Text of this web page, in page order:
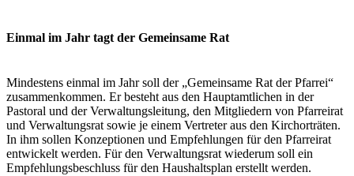
Einmal im Jahr tagt der Gemeinsame Rat
Mindestens einmal im Jahr soll der „Gemeinsame Rat der Pfarrei“
zusammenkommen. Er besteht aus den Hauptamtlichen in der
Pastoral und der Verwaltungsleitung, den Mitgliedern von Pfarreirat
und Verwaltungsrat sowie je einem Vertreter aus den Kirchorträten.
In ihm sollen Konzeptionen und Empfehlungen für den Pfarreirat
entwickelt werden. Für den Verwaltungsrat wiederum soll ein
Empfehlungsbeschluss für den Haushaltsplan erstellt werden.